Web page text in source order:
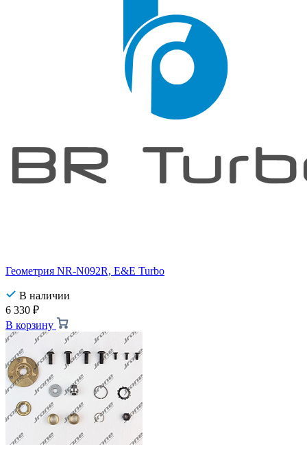
Геометрия NR-N092R, E&E Turbo
В наличии
6 330 ₽
В корзину